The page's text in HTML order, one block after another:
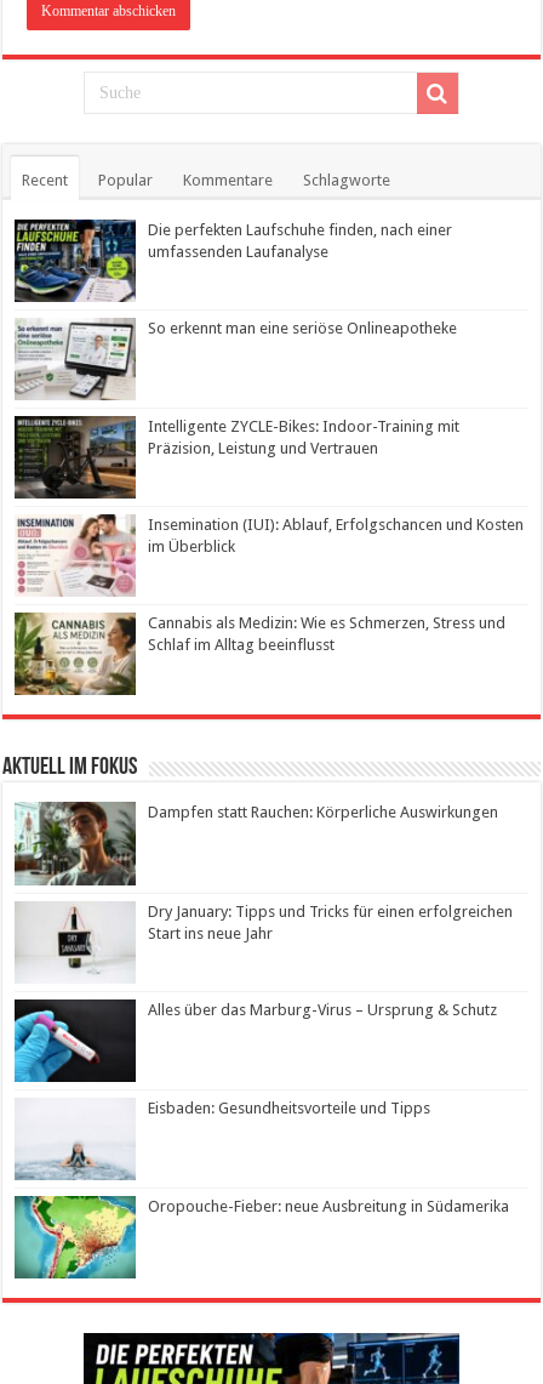
Recent Popular Kommentare Schlagworte
Die perfekten Laufschuhe finden, nach einer
umfassenden Laufanalyse
So erkennt man eine seriöse Onlineapotheke
Intelligente ZYCLE-Bikes: Indoor-Training mit
Präzision, Leistung und Vertrauen
Insemination (IUI): Ablauf, Erfolgschancen und Kosten
im Überblick
Cannabis als Medizin: Wie es Schmerzen, Stress und
Schlaf im Alltag beeinflusst
Aktuell im Fokus
Dampfen statt Rauchen: Körperliche Auswirkungen
Dry January: Tipps und Tricks für einen erfolgreichen
Start ins neue Jahr
Alles über das Marburg-Virus – Ursprung & Schutz
Eisbaden: Gesundheitsvorteile und Tipps
Oropouche-Fieber: neue Ausbreitung in Südamerika